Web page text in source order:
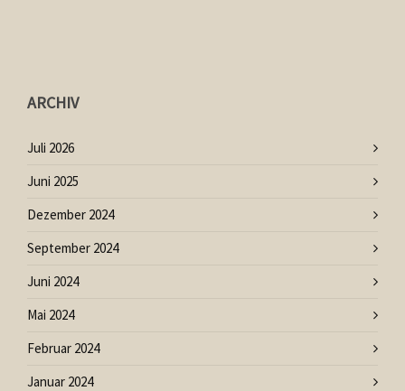
ARCHIV
Juli 2026
Juni 2025
Dezember 2024
September 2024
Juni 2024
Mai 2024
Februar 2024
Januar 2024